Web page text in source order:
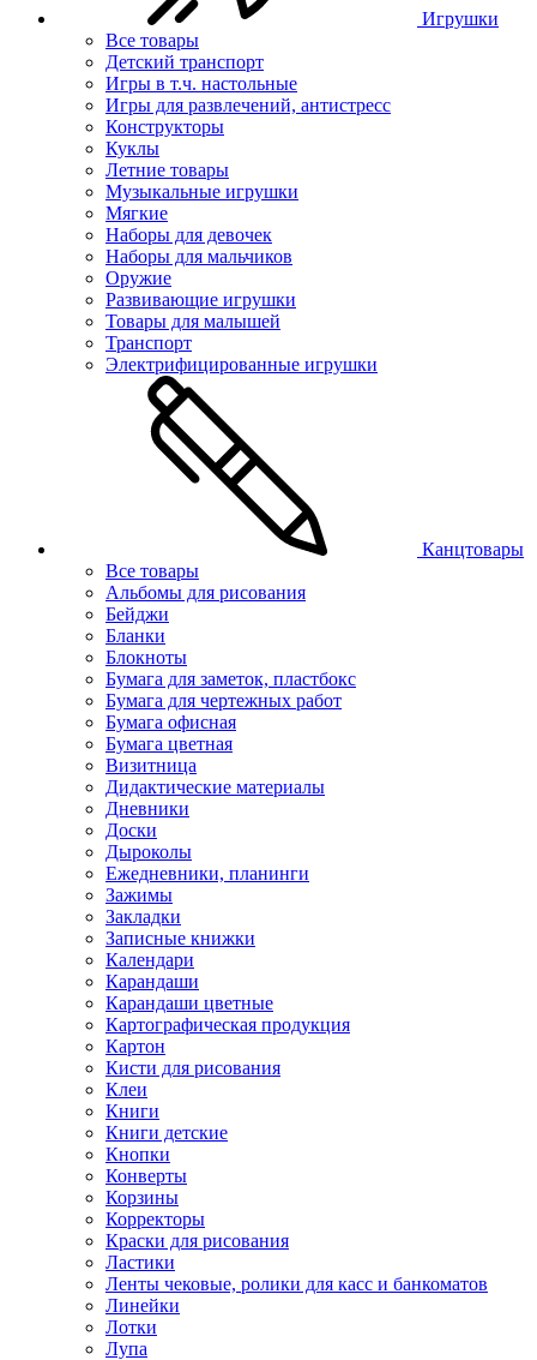
Игрушки
Все товары
Детский транспорт
Игры в т.ч. настольные
Игры для развлечений, антистресс
Конструкторы
Куклы
Летние товары
Музыкальные игрушки
Мягкие
Наборы для девочек
Наборы для мальчиков
Оружие
Развивающие игрушки
Товары для малышей
Транспорт
Электрифицированные игрушки
Канцтовары
Все товары
Альбомы для рисования
Бейджи
Бланки
Блокноты
Бумага для заметок, пластбокс
Бумага для чертежных работ
Бумага офисная
Бумага цветная
Визитница
Дидактические материалы
Дневники
Доски
Дыроколы
Ежедневники, планинги
Зажимы
Закладки
Записные книжки
Календари
Карандаши
Карандаши цветные
Картографическая продукция
Картон
Кисти для рисования
Клеи
Книги
Книги детские
Кнопки
Конверты
Корзины
Корректоры
Краски для рисования
Ластики
Ленты чековые, ролики для касс и банкоматов
Линейки
Лотки
Лупа